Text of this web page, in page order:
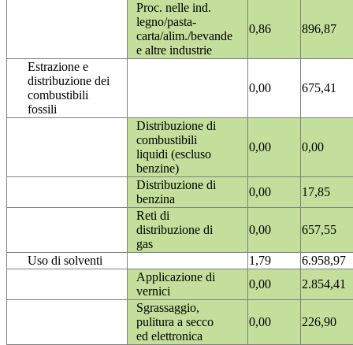
Proc. nelle ind.
legno/pasta-
carta/alim./bevande
e altre industrie
0,86 896,87
Estrazione e
distribuzione dei
combustibili
fossili
0,00 675,41
Distribuzione di
combustibili
liquidi (escluso
benzine)
0,00 0,00
Distribuzione di
benzina
0,00
17,85
Reti di
distribuzione di
gas
0,00 657,55
Uso di solventi 1,79
6.958,97
Applicazione di
vernici
0,00
2.854,41
Sgrassaggio,
pulitura a secco
ed elettronica
0,00 226,90